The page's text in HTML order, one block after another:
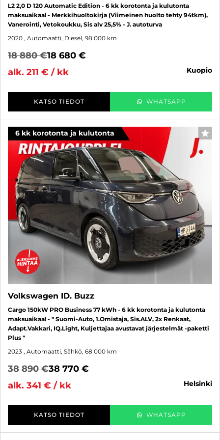
L2 2,0 D 120 Automatic Edition - 6 kk korotonta ja kulutonta
maksuaikaa! - Merkkihuoltokirja (Viimeinen huolto tehty 94tkm),
Vanerointi, Vetokoukku, Sis alv 25,5% - J. autoturva
2020 , Automaatti, Diesel, 98 000 km
18 880 €18 680 €
alk. 211 € / kk
kuopio
KATSO TIEDOT WHATSAPP
6 kk korotonta ja kulutonta
Volkswagen ID. Buzz
Cargo 150kW PRO Business 77 kWh - 6 kk korotonta ja kulutonta
maksuaikaa! - " Suomi-Auto, 1.Omistaja, Sis.ALV, 2x Renkaat,
Adapt.Vakkari, IQ.Light, Kuljettajaa avustavat järjestelmät -paketti
Plus "
2023 , Automaatti, Sähkö, 68 000 km
38 890 €38 770 €
alk. 341 € / kk
helsinki
KATSO TIEDOT WHATSAPP